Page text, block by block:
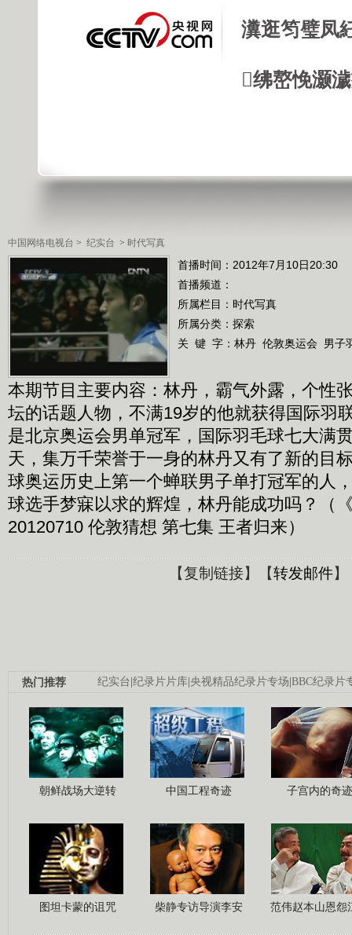
瀵逛笉璧凤
绋嶅悗灏
中国网络电视台 > 纪实台 > 时代写真
首播时间：2012年7月10日20:30
首播频道：
所属栏目： 时代写真
所属分类：探索
关 键 字： 林丹 伦敦奥运会 男子
本期节目主要内容：林丹，霸气外露，个性
坛的话题人物，不满19岁的他就获得国际羽
是北京奥运会男单冠军，国际羽毛球七大满
天，集万千荣誉于一身的林丹又有了新的目
球奥运历史上第一个蝉联男子单打冠军的人
球选手梦寐以求的辉煌，林丹能成功吗？（
20120710 伦敦猜想 第七集 王者归来）
【复制链接】【转发邮件】
纪实台 纪录片片库 央视精品纪录片专场 BBC纪录片
热门推荐
朝鲜战场大逆转 中国工程奇迹 子宫内的奇迹
图坦卡蒙的诅咒 柴静专访导演李安 范伟赵本山恩怨